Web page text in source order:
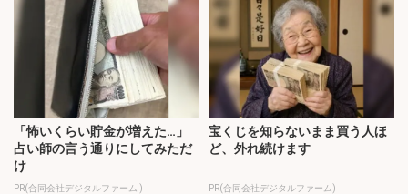
「怖いくらい貯金が増えた…」
占い師の言う通りにしてみただ
け
PR(合同会社デジタルファーム )
宝くじを知らないまま買う人ほ
ど、外れ続けます
PR(合同会社デジタルファーム)